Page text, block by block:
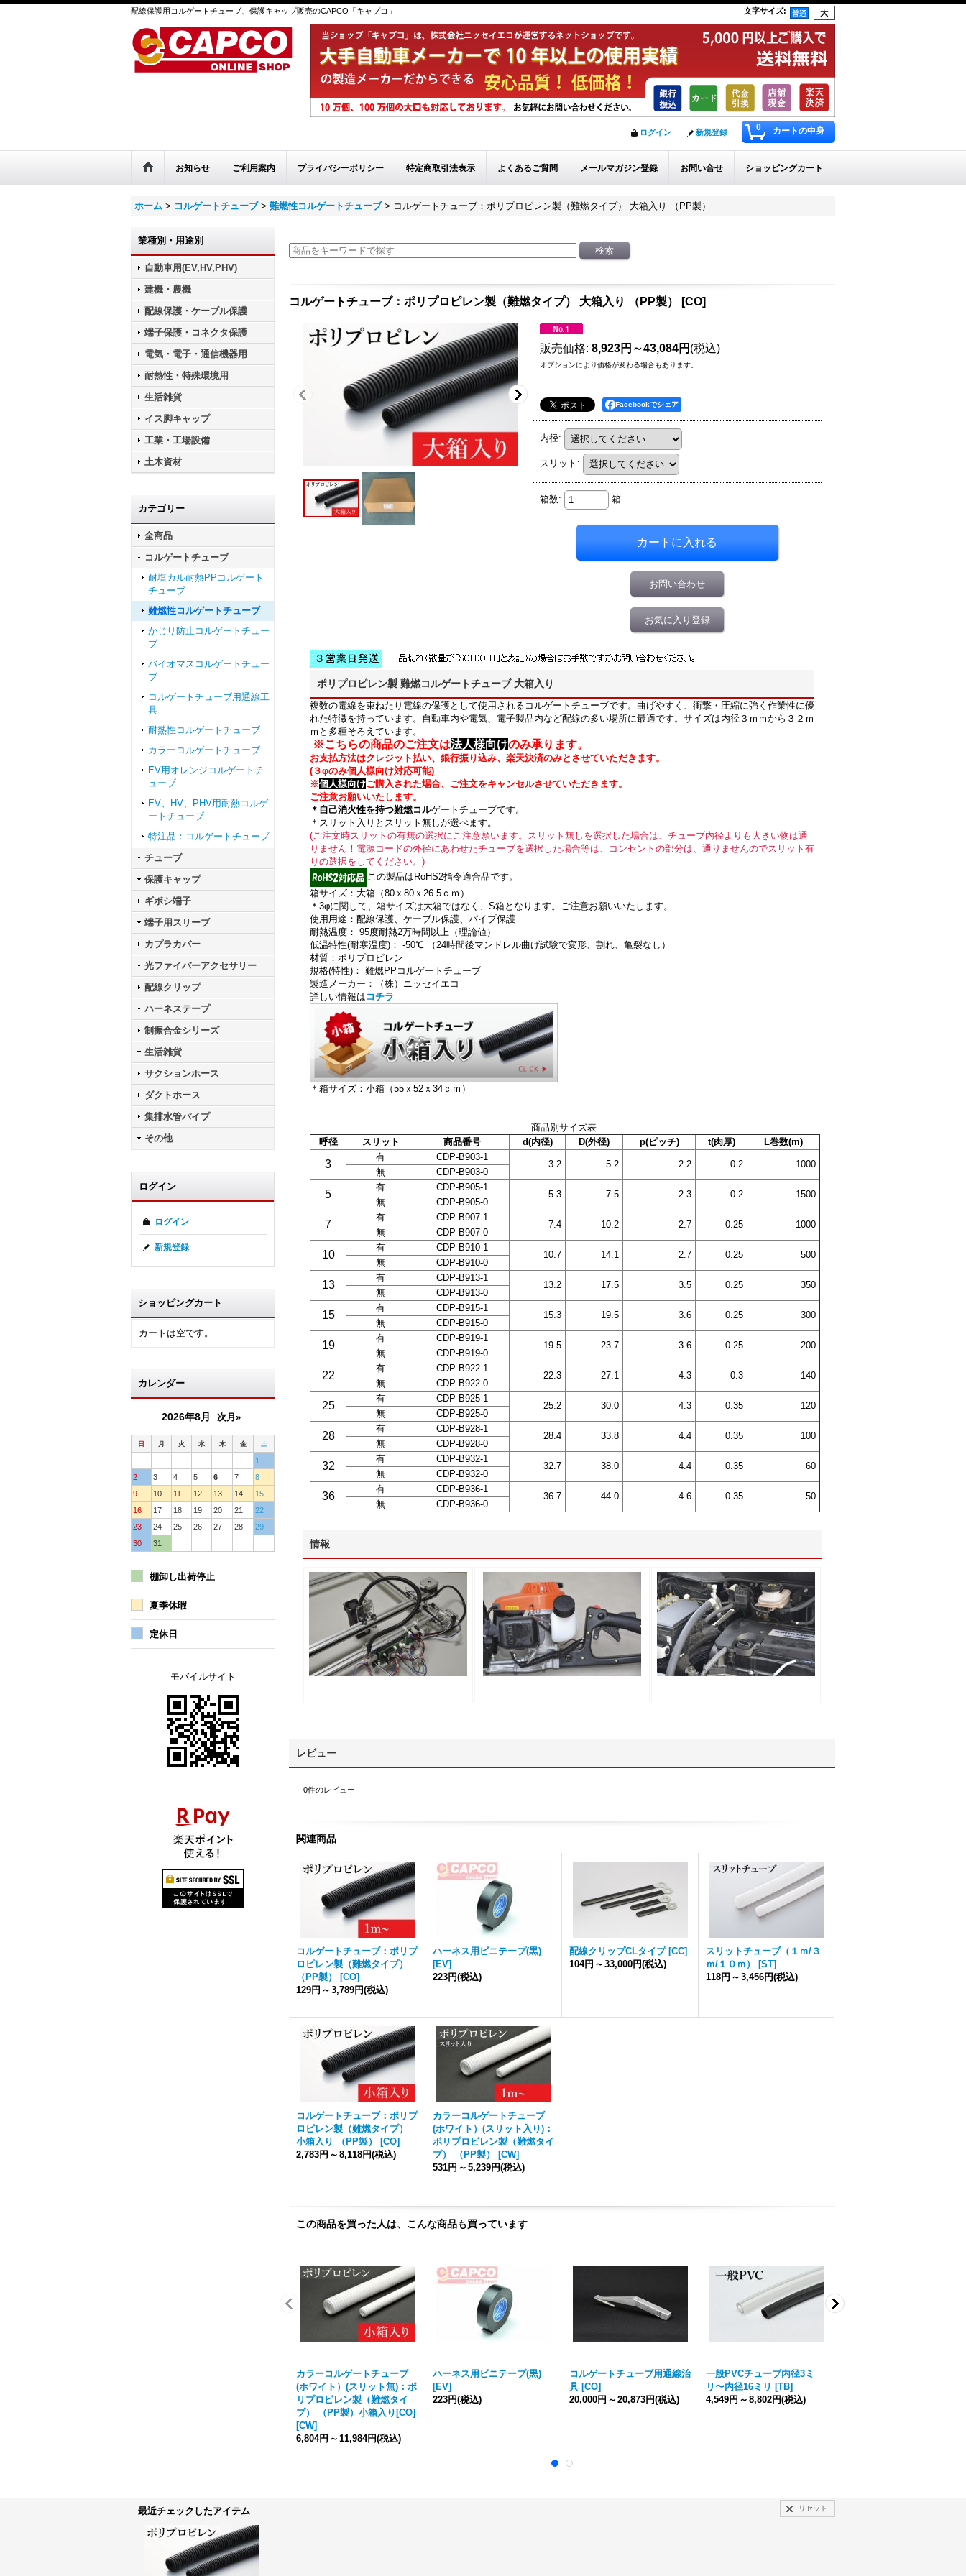
配線保護用コルゲートチューブ、保護キャップ販売のCAPCO「キャプコ」 文字サイズ:
0 カートの中身
ログイン 新規登録
お知らせ ご利用案内 プライバシーポリシー 特定商取引法表示 よくあるご質問 メールマガジン登録 お問い合せ ショッピングカート
ホーム > コルゲートチューブ > 難燃性コルゲートチューブ > コルゲートチューブ：ポリプロピレン製（難燃タイプ） 大箱入り （PP製）
業種別・用途別
自動車用(EV,HV,PHV)
建機・農機
配線保護・ケーブル保護
端子保護・コネクタ保護
電気・電子・通信機器用
耐熱性・特殊環境用
生活雑貨
イス脚キャップ
工業・工場設備
土木資材
カテゴリー
全商品
コルゲートチューブ
耐塩カル耐熱PPコルゲート
チューブ
難燃性コルゲートチューブ
かじり防止コルゲートチュー
ブ
バイオマスコルゲートチュー
ブ
コルゲートチューブ用通線工
具
耐熱性コルゲートチューブ
カラーコルゲートチューブ
EV用オレンジコルゲートチ
ューブ
EV、HV、PHV用耐熱コルゲ
ートチューブ
特注品：コルゲートチューブ
チューブ
保護キャップ
ギボシ端子
端子用スリーブ
カプラカバー
光ファイバーアクセサリー
配線クリップ
ハーネステープ
制振合金シリーズ
生活雑貨
サクションホース
ダクトホース
集排水管パイプ
その他
ログイン
ログイン
新規登録
ショッピングカート
カートは空です。
カレンダー
2026年8月 次月»
日 月 火 水 木 金 土
1
2
3 4 5 6 7
8
9
10 11 12 13 14
15
16
17 18 19 20 21
22
23
24 25 26 27 28
29
30
31
棚卸し出荷停止
夏季休暇
定休日
モバイルサイト
コルゲートチューブ：ポリプロピレン製（難燃タイプ） 大箱入り （PP製） [CO]
販売価格: 8,923円～43,084円 (税込)
オプションにより価格が変わる場合もあります。
Facebookでシェア
内径:
スリット :
箱数: 箱
お問い合わせ
お気に入り登録
ポリプロピレン製 難燃コルゲートチューブ 大箱入り
複数の電線を束ねたり電線の保護として使用されるコルゲートチューブです。曲げやすく、衝撃・圧縮に強く作業性に優
れた特徴を持っています。自動車内や電気、電子製品内など配線の多い場所に最適です。サイズは内径３ｍｍから３２ｍ
ｍと多種そろえています。
※こちらの商品のご注文は法人様向けのみ承ります。
お支払方法はクレジット払い、銀行振り込み、楽天決済のみとさせていただきます。
(３φのみ個人様向け対応可能)
※個人様向けご購入された場合、ご注文をキャンセルさせていただきます。
ご注意お願いいたします。
＊自己消火性を持つ難燃コルゲートチューブです。
＊スリット入りとスリット無しが選べます。
(ご注文時スリットの有無の選択にご注意願います。スリット無しを選択した場合は、チューブ内径よりも大きい物は通
りません！電源コードの外径にあわせたチューブを選択した場合等は、コンセントの部分は、通りませんのでスリット有
りの選択をしてください。)
この製品はRoHS2指令適合品です。
箱サイズ：大箱（80ｘ80ｘ26.5ｃｍ）
＊3φに関して、箱サイズは大箱ではなく、S箱となります。ご注意お願いいたします。
使用用途：配線保護、ケーブル保護、パイプ保護
耐熱温度： 95度耐熱2万時間以上（理論値）
低温特性(耐寒温度)： -50℃ （24時間後マンドレル曲げ試験で変形、割れ、亀裂なし）
材質：ポリプロピレン
規格(特性)： 難燃PPコルゲートチューブ
製造メーカー：（株）ニッセイエコ
詳しい情報は コチラ
＊箱サイズ：小箱（55ｘ52ｘ34ｃｍ）
商品別サイズ表
呼径
スリット 商品番号 d(内径) D(外径) p(ピッチ) t(肉厚) L巻数(m)
3
有 CDP-B903-1
3.2 5.2 2.2 0.2 1000
無 CDP-B903-0
5
有 CDP-B905-1
5.3 7.5 2.3 0.2 1500
無 CDP-B905-0
7
有 CDP-B907-1
7.4 10.2 2.7 0.25 1000
無 CDP-B907-0
10
有 CDP-B910-1
10.7 14.1 2.7 0.25 500
無 CDP-B910-0
13
有 CDP-B913-1
13.2 17.5 3.5 0.25 350
無 CDP-B913-0
15
有 CDP-B915-1
15.3 19.5 3.6 0.25 300
無 CDP-B915-0
19
有 CDP-B919-1
19.5 23.7 3.6 0.25 200
無 CDP-B919-0
22
有 CDP-B922-1
22.3 27.1 4.3 0.3 140
無 CDP-B922-0
25
有 CDP-B925-1
25.2 30.0 4.3 0.35 120
無 CDP-B925-0
28
有 CDP-B928-1
28.4 33.8 4.4 0.35 100
無 CDP-B928-0
32
有 CDP-B932-1
32.7 38.0 4.4 0.35 60
無 CDP-B932-0
36
有 CDP-B936-1
36.7 44.0 4.6 0.35 50
無 CDP-B936-0
情報
レビュー
0件のレビュー
関連商品
コルゲートチューブ：ポリプ
ロピレン製（難燃タイプ）
（PP製）
[CO]
129円 ～ 3,789円(税込)
ハーネス用ビニテープ(黒)
[EV]
223円(税込)
配線クリップCLタイプ [CC]
104円 ～ 33,000円(税込)
スリットチューブ（１ｍ/３
ｍ/１０ｍ）
[ST]
118円 ～ 3,456円(税込)
コルゲートチューブ：ポリプ
ロピレン製（難燃タイプ）
小箱入り （PP製）
[CO]
2,783円 ～ 8,118円(税込)
カラーコルゲートチューブ
(ホワイト）(スリット入り)：
ポリプロピレン製（難燃タイ
プ） （PP製）
[CW]
531円 ～ 5,239円(税込)
この商品を買った人は、こんな商品も買っています
カラーコルゲートチューブ
(ホワイト）(スリット無)：ポ
リプロピレン製（難燃タイ
プ） （PP製）小箱入り[CO]
[CW]
6,804円 ～ 11,984円(税込)
ハーネス用ビニテープ(黒)
[EV]
223円(税込)
コルゲートチューブ用通線治
具 [CO]
20,000円 ～ 20,873円(税込)
一般PVCチューブ内径3ミ
リ〜内径16ミリ [TB]
4,549円 ～ 8,802円(税込)
最近チェックしたアイテム リセット